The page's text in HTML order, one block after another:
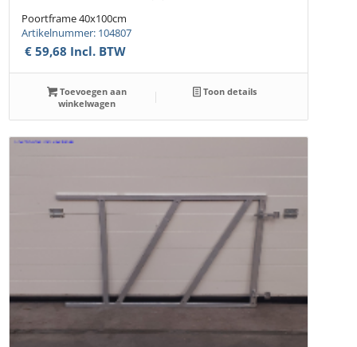
Poortframe 40x100cm
Artikelnummer: 104807
€ 59,68 Incl. BTW
Toevoegen aan
winkelwagen
Toon details